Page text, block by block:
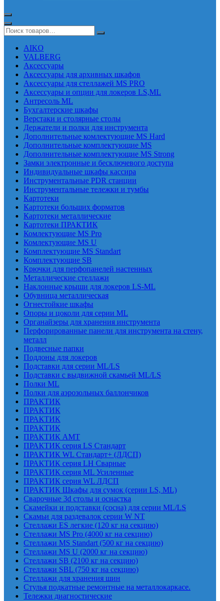
AIKO
VALBERG
Аксессуары
Аксессуары для архивных шкафов
Аксессуары для стеллажей MS PRO
Аксессуары и опции для локеров LS,ML
Антресоль ML
Бухгалтерские шкафы
Верстаки и столярные столы
Держатели и полки для инструмента
Дополнительные комлектующие MS Hard
Дополнительные комплектующие MS
Дополнительные комплектующие MS Strong
Замки электронные и бесключевого доступа
Индивидуальные шкафы кассира
Инструментальные PDR станции
Инструментальные тележки и тумбы
Картотеки
Картотеки больших форматов
Картотеки металлические
Картотеки ПРАКТИК
Комлектующие MS Pro
Комлектующие MS U
Комплектующие MS Standart
Комплектующие SB
Крючки для перфопанелей настенных
Металлические стеллажи
Наклонные крыши для локеров LS-ML
Обувница металлическая
Огнестойкие шкафы
Опоры и цоколи для серии ML
Органайзеры для хранения инструмента
Перфорированные панели для инструмента на стену,
металл
Подвесные папки
Поддоны для локеров
Подставки для серии ML/LS
Подставки с выдвижной скамьей ML/LS
Полки ML
Полки для аэрозольных баллончиков
ПРАКТИК
ПРАКТИК
ПРАКТИК
ПРАКТИК
ПРАКТИК AMT
ПРАКТИК cерия LS Стандарт
ПРАКТИК WL Стандарт+ (ЛДСП)
ПРАКТИК серия LH Сварные
ПРАКТИК серия ML Усиленные
ПРАКТИК серия WL ЛДСП
ПРАКТИК Шкафы для сумок (серии LS, ML)
Сварочные 3d столы и оснастка
Скамейки и подставки (сосна) для серии ML/LS
Скамьи для раздевалок серии W NT
Стеллажи ES легкие (120 кг на секцию)
Стеллажи MS Pro (4000 кг на секцию)
Стеллажи MS Standart (500 кг на секцию)
Стеллажи MS U (2000 кг на секцию)
Стеллажи SB (2100 кг на секцию)
Стеллажи SBL (750 кг на секцию)
Стеллажи для хранения шин
Стулья подкатные ремонтные на металлокаркасе.
Тележки диагностические